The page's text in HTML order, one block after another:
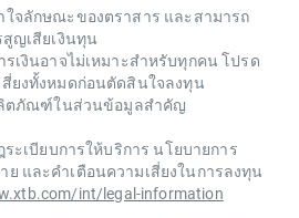
จลักษณะของตราสาร และสามารถ
ญเสียเงินทุน
เงินอาจไม่เหมาะสำหรับทุกคน โปรด
ยงทั้งหมดก่อนตัดสินใจลงทุน
ลิตภัณฑ์ในส่วนข้อมูลสำคัญ
ระเบียบการให้บริการ นโยบายการ
และคำเตือนความเสี่ยงในการลงทุน
int/legal-information